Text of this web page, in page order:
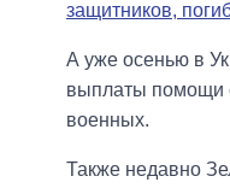
защитников,
А уже осенью в
выплаты помощи
военных.
Также недавно